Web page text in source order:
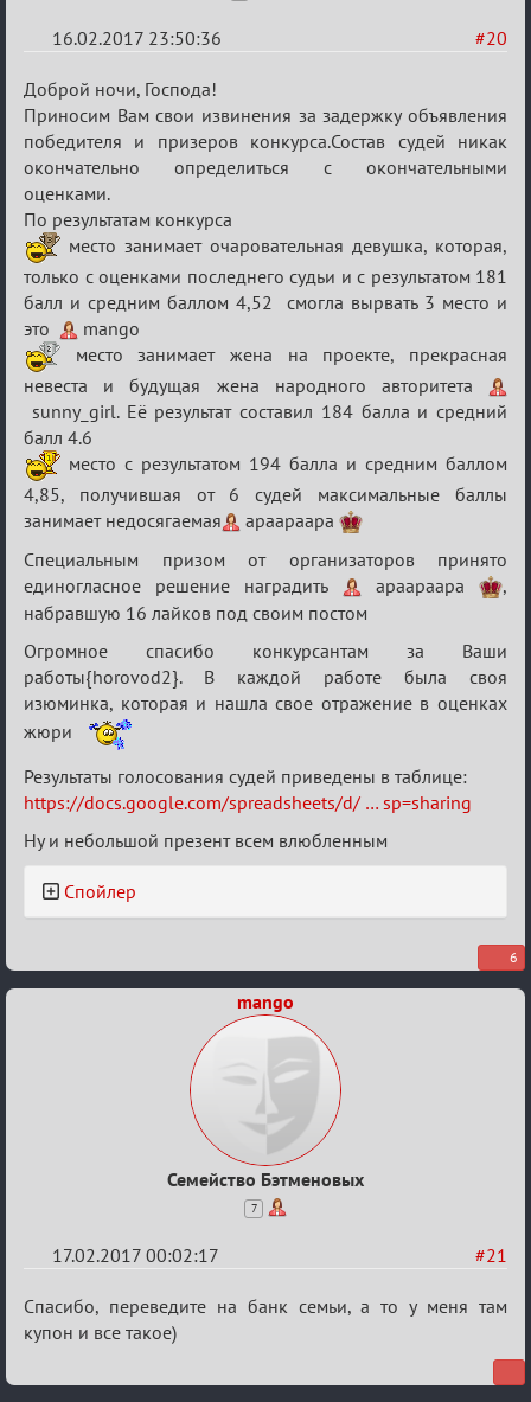
#20
16.02.2017 23:50:36
Re:
Квадрат
Любви
Доброй ночи, Господа!
Приносим Вам свои извинения за задержку объявления
победителя и призеров конкурса.Состав судей никак
окончательно определиться с окончательными
оценками.
По результатам конкурса
место занимает очаровательная девушка, которая,
только с оценками последнего судьи и с результатом 181
балл и средним баллом 4,52 смогла вырвать 3 место и
это
mango
место занимает жена на проекте, прекрасная
невеста и будущая жена народного авторитета
sunny_girl. Её результат составил 184 балла и средний
балл 4.6
место с результатом 194 балла и средним баллом
4,85, получившая от 6 судей максимальные баллы
занимает недосягаемая
apaapaapa
Специальным призом от организаторов принято
единогласное решение наградить
apaapaapa
,
набравшую 16 лайков под своим постом
Огромное спасибо конкурсантам за Ваши
работы{horovod2}. В каждой работе была своя
изюминка, которая и нашла свое отражение в оценках
жюри
Результаты голосования судей приведены в таблице:
https://docs.google.com/spreadsheets/d/ … sp=sharing
Ну и небольшой презент всем влюбленным
Спойлер
6
mango
Семейство Бэтменовых
7
#21
17.02.2017 00:02:17
Re:
Квадрат
Спасибо, переведите на банк семьи, а то у меня там
купон и все такое)